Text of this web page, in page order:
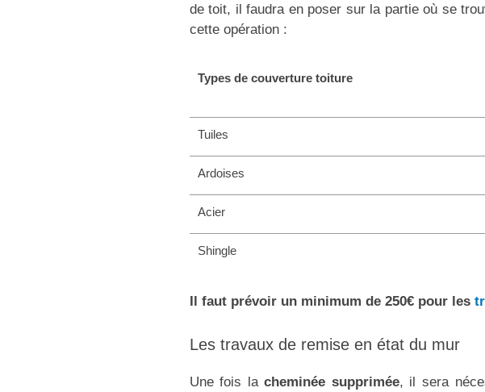
de toit, il faudra en poser sur la partie où se
cette opération :
Types de couverture toiture
Tuiles
Ardoises
Acier
Shingle
Il faut prévoir un minimum de 250€ pour les
Les travaux de remise en état du mur
Une fois lacheminée supprimée, il sera